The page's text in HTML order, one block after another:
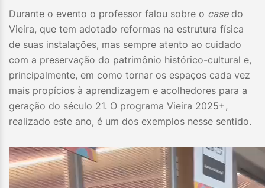
Durante o evento o professor falou sobre o casedo
Vieira, que tem adotado reformas na estrutura física
de suas instalações, mas sempre atento ao cuidado
com a preservação do patrimônio histórico-cultural e,
principalmente, em como tornar os espaços cada vez
mais propícios à aprendizagem e acolhedores para a
geração do século 21. O programa Vieira 2025+,
realizado este ano, é um dos exemplos nesse sentido.